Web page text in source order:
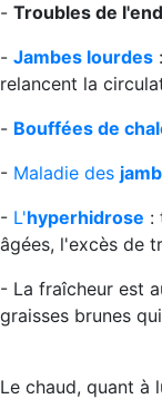
- Troubles de
- Jambes lourdes
relancent la
- Bouffées de
- Maladie des
- L'hyperhidrose :
âgées, l'excès de
- La fraîcheur est
graisses brunes
Le chaud, quant à